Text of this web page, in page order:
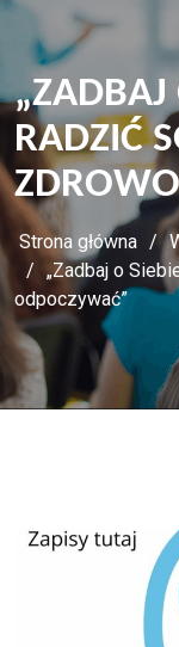
„ZADBAJ
RADZIĆ
Strona główna
„Zadbaj o
odpoczywać”